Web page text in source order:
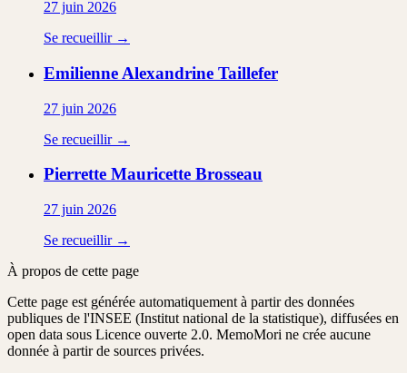
27 juin 2026
Se recueillir →
Emilienne Alexandrine Taillefer
27 juin 2026
Se recueillir →
Pierrette Mauricette Brosseau
27 juin 2026
Se recueillir →
À propos de cette page
Cette page est générée automatiquement à partir des données
publiques de l'INSEE (Institut national de la statistique), diffusées en
open data sous Licence ouverte 2.0. MemoMori ne crée aucune
donnée à partir de sources privées.